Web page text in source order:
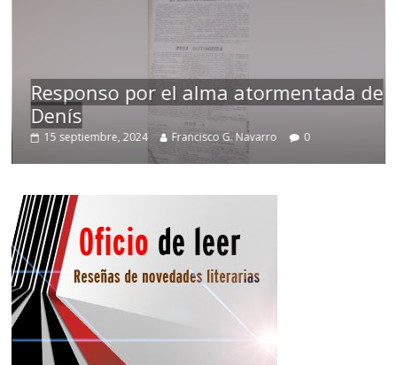
Responso por el alma atormentada de
Denís
15 septiembre, 2024 Francisco G. Navarro 0